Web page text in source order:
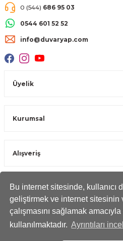
Bu internet sitesinde, kullanıcı
geliştirmek ve internet sitesinin
çalışmasını sağlamak
kullanılmaktadır. Ayrıntıları
0 (544) 686 95 03
0544 601 52 52
info@duvaryap.com
Üyelik
Kurumsal
Alışveriş
Öne Çıkan Kategoriler
Copyright 2023 © -
Kredi kartı bilgileriniz 256bit SSL